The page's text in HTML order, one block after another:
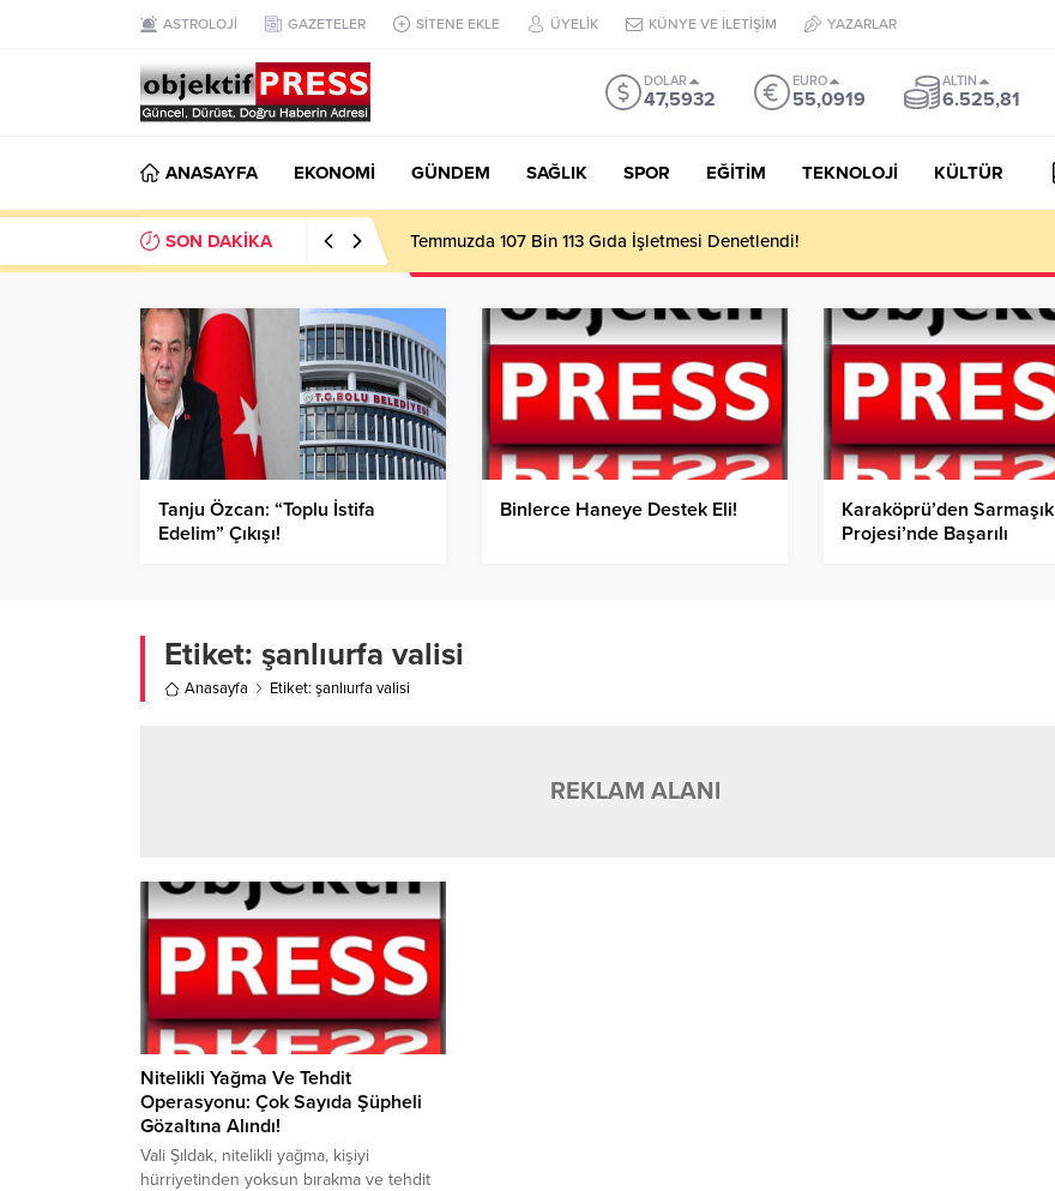
ASTROLOJİ GAZETELER SİTENE EKLE ÜYELİK KÜNYE VE İLETİŞİM YAZARLAR
DOLAR
47,5932
EURO
55,0919
ALTIN
6.525,81
ANASAYFA EKONOMİ GÜNDEM SAĞLIK SPOR EĞİTİM TEKNOLOJİ KÜLTÜR
SON DAKİKA Temmuzda 107 Bin 113 Gıda İşletmesi Denetlendi!
Tanju Özcan: “Toplu İstifa
Edelim” Çıkışı!
Binlerce Haneye Destek Eli!
Karaköprü’den Sarmaşık
Projesi’nde Başarılı
Etiket: şanlıurfa valisi
Anasayfa Etiket: şanlıurfa valisi
REKLAM ALANI
Nitelikli Yağma Ve Tehdit
Operasyonu: Çok Sayıda Şüpheli
Gözaltına Alındı!
Vali Şıldak, nitelikli yağma, kişiyi
hürriyetinden yoksun bırakma ve tehdit